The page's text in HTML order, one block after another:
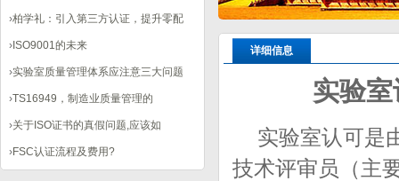
›柏学礼：引入第三方认证，提升零配
› ISO9001的未来
›实验室质量管理体系应注意三大问题
›TS16949，制造业质量管理的
›关于ISO证书的真假问题,应该如
›FSC认证流程及费用?
详细信息
实验
实验室认可是
技术评审员（主